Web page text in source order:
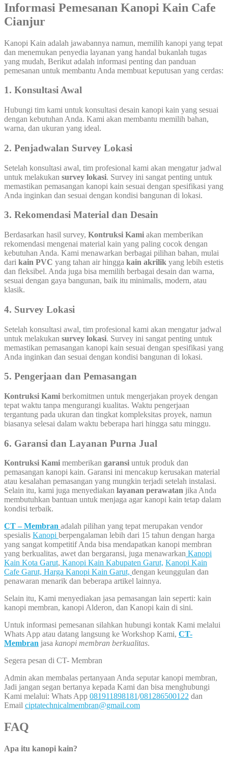
Informasi Pemesanan Kanopi Kain Cafe
Cianjur
Kanopi Kain adalah jawabannya namun, memilih kanopi yang tepat
dan menemukan penyedia layanan yang handal bukanlah tugas
yang mudah, Berikut adalah informasi penting dan panduan
pemesanan untuk membantu Anda membuat keputusan yang cerdas:
1. Konsultasi Awal
Hubungi tim kami untuk konsultasi desain kanopi kain yang sesuai
dengan kebutuhan Anda. Kami akan membantu memilih bahan,
warna, dan ukuran yang ideal.
2. Penjadwalan Survey Lokasi
Setelah konsultasi awal, tim profesional kami akan mengatur jadwal
untuk melakukan survey lokasi. Survey ini sangat penting untuk
memastikan pemasangan kanopi kain sesuai dengan spesifikasi yang
Anda inginkan dan sesuai dengan kondisi bangunan di lokasi.
3. Rekomendasi Material dan Desain
Berdasarkan hasil survey, Kontruksi Kami akan memberikan
rekomendasi mengenai material kain yang paling cocok dengan
kebutuhan Anda. Kami menawarkan berbagai pilihan bahan, mulai
dari kain PVC yang tahan air hingga kain akrilik yang lebih estetis
dan fleksibel. Anda juga bisa memilih berbagai desain dan warna,
sesuai dengan gaya bangunan, baik itu minimalis, modern, atau
klasik.
4. Survey Lokasi
Setelah konsultasi awal, tim profesional kami akan mengatur jadwal
untuk melakukan survey lokasi. Survey ini sangat penting untuk
memastikan pemasangan kanopi kain sesuai dengan spesifikasi yang
Anda inginkan dan sesuai dengan kondisi bangunan di lokasi.
5. Pengerjaan dan Pemasangan
Kontruksi Kami berkomitmen untuk mengerjakan proyek dengan
tepat waktu tanpa mengurangi kualitas. Waktu pengerjaan
tergantung pada ukuran dan tingkat kompleksitas proyek, namun
biasanya selesai dalam waktu beberapa hari hingga satu minggu.
6. Garansi dan Layanan Purna Jual
Kontruksi Kami memberikan garansi untuk produk dan
pemasangan kanopi kain. Garansi ini mencakup kerusakan material
atau kesalahan pemasangan yang mungkin terjadi setelah instalasi.
Selain itu, kami juga menyediakan layanan perawatan jika Anda
membutuhkan bantuan untuk menjaga agar kanopi kain tetap dalam
kondisi terbaik.
CT – Membran adalah pilihan yang tepat merupakan vendor
spesialis Kanopi berpengalaman lebih dari 15 tahun dengan harga
yang sangat kompetitif Anda bisa mendapatkan kanopi membran
yang berkualitas, awet dan bergaransi, juga menawarkan Kanopi
Kain Kota Garut, Kanopi Kain Kabupaten Garut, Kanopi Kain
Cafe Garut, Harga Kanopi Kain Garut, dengan keunggulan dan
penawaran menarik dan beberapa artikel lainnya.
Selain itu, Kami menyediakan jasa pemasangan lain seperti: kain
kanopi membran, kanopi Alderon, dan Kanopi kain di sini.
Untuk informasi pemesanan silahkan hubungi kontak Kami melalui
Whats App atau datang langsung ke Workshop Kami, CT-
Membran jasa kanopi membran berkualitas.
Segera pesan di CT- Membran
Admin akan membalas pertanyaan Anda seputar kanopi membran,
Jadi jangan segan bertanya kepada Kami dan bisa menghubungi
Kami melalui: Whats App 081911898181/081286500122 dan
Email ciptatechnicalmembran@gmail.com
FAQ
Apa itu kanopi kain?